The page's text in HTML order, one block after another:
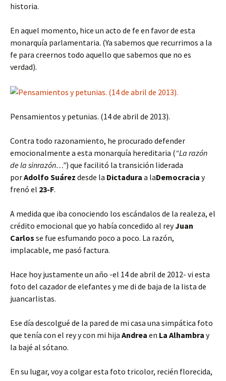
historia.
En aquel momento, hice un acto de fe en favor de esta
monarquía parlamentaria. (Ya sabemos que recurrimos a la
fe para creernos todo aquello que sabemos que no es
verdad).
Pensamientos y petunias. (14 de abril de 2013).
Contra todo razonamiento, he procurado defender
emocionalmente a esta monarquía hereditaria (“La razón
de la sinrazón…”) que facilitó la transición liderada
porAdolfo Suárez desde la Dictadura a laDemocracia y
frenó el 23-F.
A medida que iba conociendo los escándalos de la realeza, el
crédito emocional que yo había concedido al reyJuan
Carlos se fue esfumando poco a poco. La razón,
implacable, me pasó factura.
Hace hoy justamente un año -el 14 de abril de 2012- vi esta
foto del cazador de elefantes y me di de baja de la lista de
juancarlistas.
Ese día descolgué de la pared de mi casa una simpática foto
que tenía con el rey y con mi hija Andrea en La Alhambra y
la bajé al sótano.
En su lugar, voy a colgar esta foto tricolor, recién florecida,